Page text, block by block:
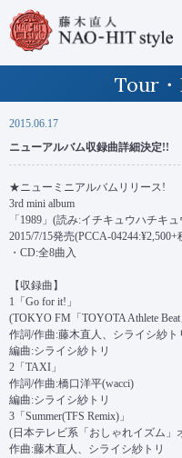
Tour
2015.06.17
ニューアルバム収録曲詳細決定!!
★ニューミニアルバムリリース!
3rd mini album
「1989」(読み:イチキュウハチキュ
2015/7/15発売(PCCA-04244:¥2,500+
・CD:全8曲入
【収録曲】
1「Go for it!」
(TOKYO FM「TOYOTA Athlete
作詞/作曲:藤木直人、シライシ紗ト
編曲:シライシ紗トリ
2「TAXI」
作詞/作曲:橋口洋平(wacci)
編曲:シライシ紗トリ
3「Summer(TFS Remix)」
(日本テレビ系「おしゃれイズム」
作曲:藤木直人、シライシ紗トリ